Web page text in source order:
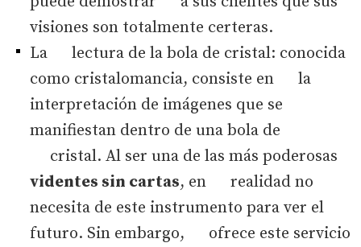
visiones son totalmente certeras.
La lectura de la bola de cristal: conocida
como cristalomancia, consiste en la
interpretación de imágenes que se
manifiestan dentro de una bola de
cristal. Al ser una de las más poderosas
videntes sin cartas, en realidad no
necesita de este instrumento para ver el
futuro. Sin embargo, ofrece este servicio